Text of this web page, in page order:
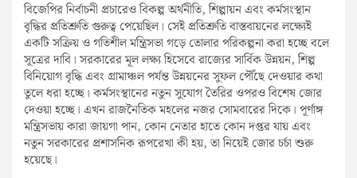
বিজেপির নির্বাচনী প্রচারেও বিকল্প অর্থনীতি, শিল্পায়ন এবং কর্মসংস্থান
বৃদ্ধির প্রতিশ্রুতি গুরুত্ব পেয়েছিল। সেই প্রতিশ্রুতি বাস্তবায়নের লক্ষ্যেই
একটি সক্রিয় ও গতিশীল মন্ত্রিসভা গড়ে তোলার পরিকল্পনা করা হচ্ছে বলে
সূত্রের দাবি। সরকারের মূল লক্ষ্য হিসেবে রাজ্যের সার্বিক উন্নয়ন, শিল্প
বিনিয়োগ বৃদ্ধি এবং গ্রামাঞ্চল পর্যন্ত উন্নয়নের সুফল পৌঁছে দেওয়ার কথা
তুলে ধরা হচ্ছে। কর্মসংস্থানের নতুন সুযোগ তৈরির ওপরও বিশেষ জোর
দেওয়া হচ্ছে। এখন রাজনৈতিক মহলের নজর সোমবারের দিকে। পূর্ণাঙ্গ
মন্ত্রিসভায় কারা জায়গা পান, কোন নেতার হাতে কোন দপ্তর যায় এবং
নতুন সরকারের প্রশাসনিক রূপরেখা কী হয়, তা নিয়েই জোর চর্চা শুরু
হয়েছে।